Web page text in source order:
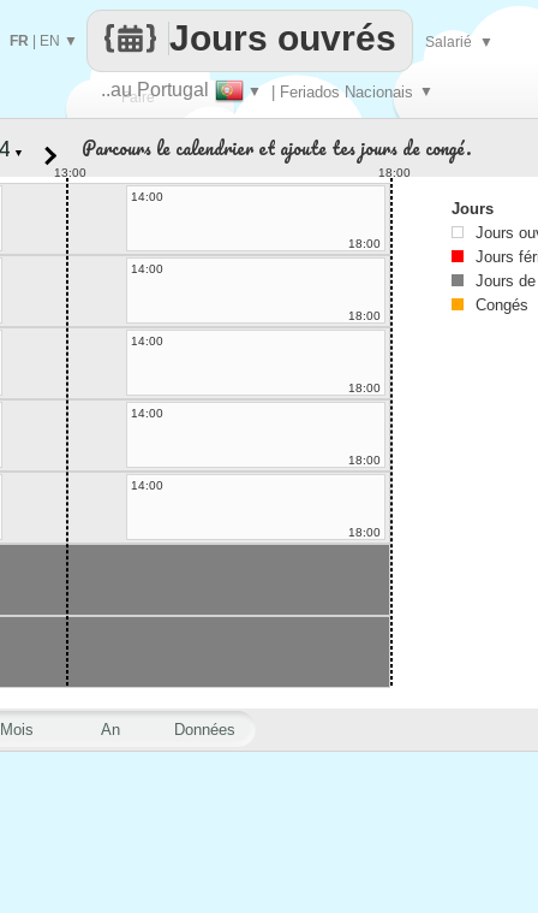
Faire
..au Portugal ▼ | Feriados Nacionais ▼
Jours ouvrés
FR EN ▼ Salarié ▼
Mois An Données
▼ Parcours le calendrier et ajoute tes jours de congé.
13:00
18:00
14:00
18:00
14:00
18:00
14:00
18:00
14:00
18:00
14:00
18:00
Jours
Jours
Jours
Jours
Congés